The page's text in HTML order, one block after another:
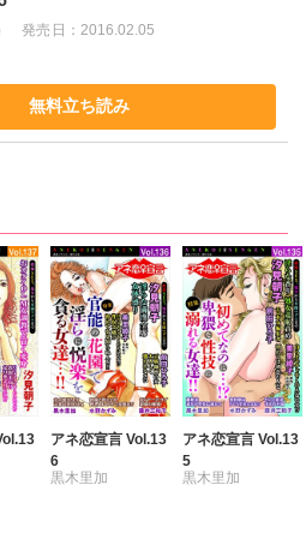
発売日： 2016.02.05
無料立ち読み
アネ恋宣言 Vol.13
6
黒木里加
アネ恋宣言 Vol.13
5
黒木里加